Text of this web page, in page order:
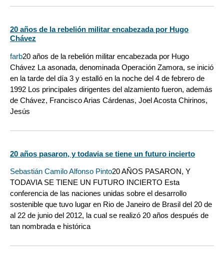
20 años de la rebelión militar encabezada por Hugo
Chávez
farb20 años de la rebelión militar encabezada por Hugo
Chávez La asonada, denominada Operación Zamora, se inició
en la tarde del día 3 y estalló en la noche del 4 de febrero de
1992 Los principales dirigentes del alzamiento fueron, además
de Chávez, Francisco Arias Cárdenas, Joel Acosta Chirinos,
Jesús
20 años pasaron, y todavia se tiene un futuro incierto
Sebastián Camilo Alfonso Pinto20 AÑOS PASARON, Y
TODAVIA SE TIENE UN FUTURO INCIERTO Esta
conferencia de las naciones unidas sobre el desarrollo
sostenible que tuvo lugar en Rio de Janeiro de Brasil del 20 de
al 22 de junio del 2012, la cual se realizó 20 años después de
tan nombrada e histórica